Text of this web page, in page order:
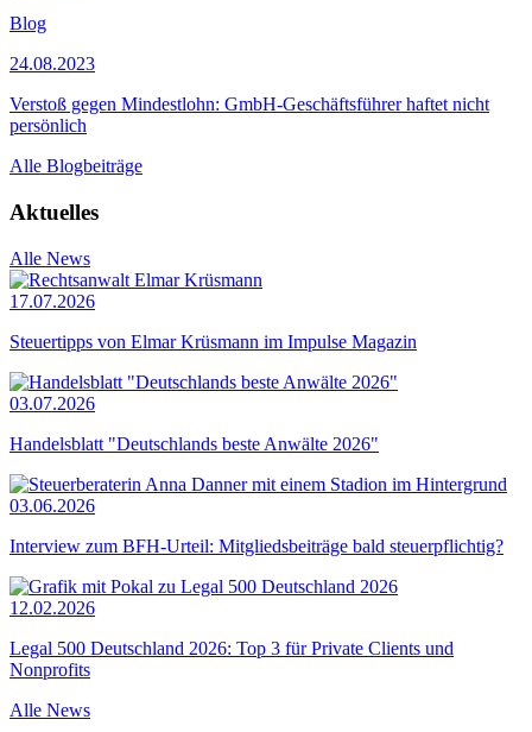
Blog
24.08.2023
Verstoß gegen Mindestlohn: GmbH-Geschäftsführer haftet nicht
persönlich
Alle Blogbeiträge
Aktuelles
Alle News
17.07.2026
Steuertipps von Elmar Krüsmann im Impulse Magazin
03.07.2026
Handelsblatt "Deutschlands beste Anwälte 2026"
03.06.2026
Interview zum BFH-Urteil: Mitgliedsbeiträge bald steuerpflichtig?
12.02.2026
Legal 500 Deutschland 2026: Top 3 für Private Clients und
Nonprofits
Alle News